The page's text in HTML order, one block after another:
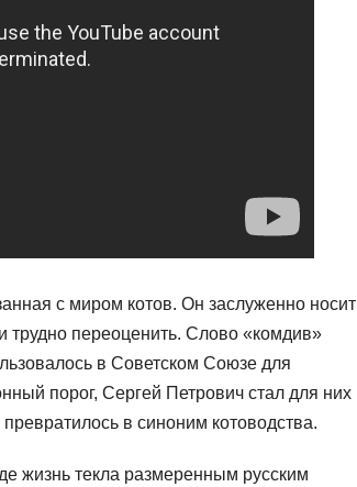
с миром котов. Он заслуженно носит
трудно переоценить. Слово «комдив»
в Советском Союзе для
порог, Сергей Петрович стал для них
в синоним котоводства.
жизнь текла размеренным русским